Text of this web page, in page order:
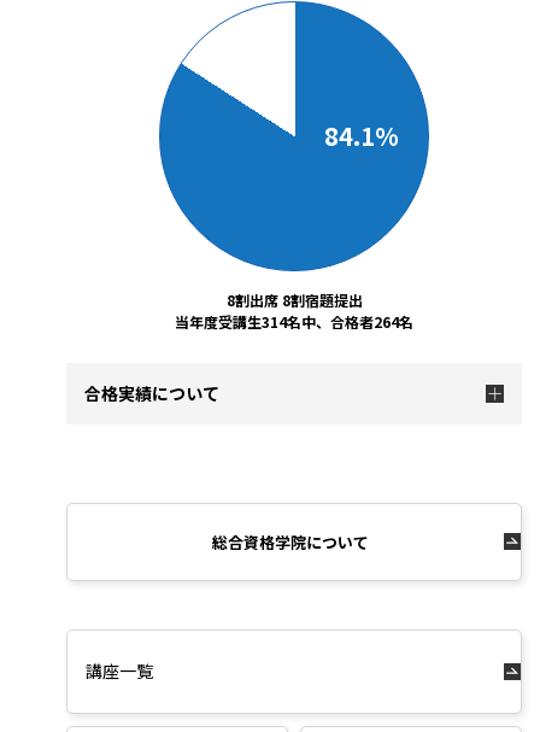
84.1%
8割出席 8割宿題提出
当年度受講生314名中、合格者264名
合格実績について
総合資格学院について
講座一覧